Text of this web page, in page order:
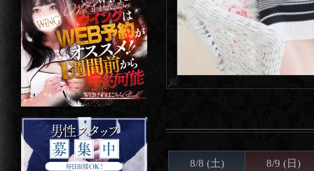
8/8 (土) 8/9 (日)